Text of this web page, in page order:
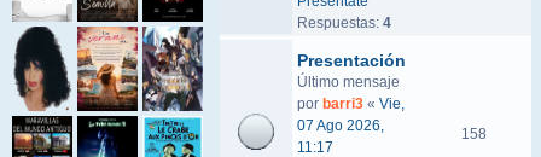
Respuestas: 4
Presentación
Último mensaje
por barri3 « Vie,
07 Ago 2026,
11:17
158